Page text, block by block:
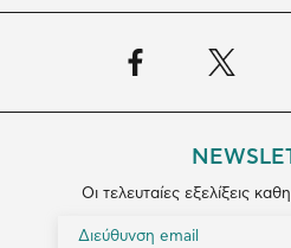
Οι τελευταίες εξελίξεις